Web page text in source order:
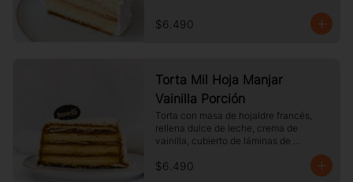
$6.490
Torta Mil Hoja Manjar
Vainilla Porción
Torta con masa de hojaldre francés,
rellena dulce de leche, crema de
vainilla, cubierto de láminas de
$6.490